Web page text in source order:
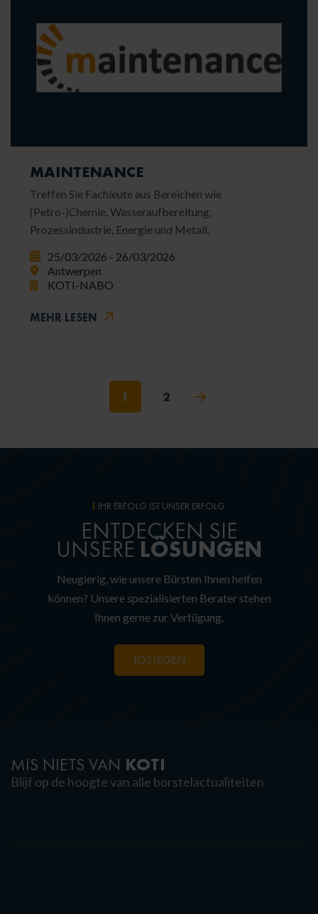
MAINTENANCE
Treffen Sie Fachleute aus Bereichen wie
(Petro-)Chemie, Wasseraufbereitung,
Prozessindustrie, Energie und Metall.
25/03/2026 - 26/03/2026
Antwerpen
KOTI-NABO
MEHR LESEN
1 2
IHR ERFOLG IST UNSER ERFOLG
ENTDECKEN SIE
UNSERE LÖSUNGEN
Neugierig, wie unsere Bürsten Ihnen helfen
können? Unsere spezialisierten Berater stehen
Ihnen gerne zur Verfügung.
LOSLEGEN
MIS NIETS VAN KOTI
Blijf op de hoogte van alle borstelactualiteiten